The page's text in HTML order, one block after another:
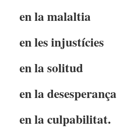
en la malaltia
en les injustícies
en la solitud
en la desesperança
en la culpabilitat.